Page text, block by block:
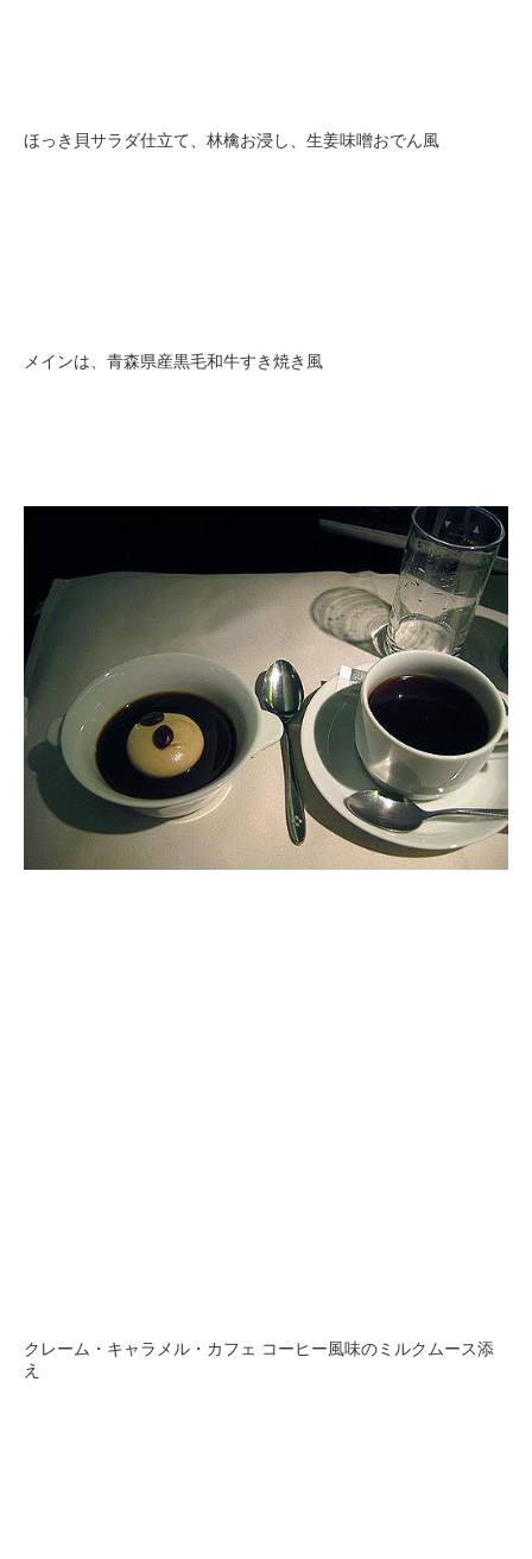
ほっき貝サラダ仕立て、林檎お浸し、生姜味噌おでん風
メインは、青森県産黒毛和牛すき焼き風
クレーム・キャラメル・カフェ コーヒー風味のミルクムース添
え